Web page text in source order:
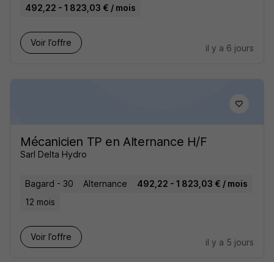
492,22 - 1 823,03 € / mois
Voir l’offre
il y a 6 jours
Mécanicien TP en Alternance H/F
Sarl Delta Hydro
Bagard - 30 Alternance
492,22 - 1 823,03 € / mois
12 mois
Voir l’offre
il y a 5 jours